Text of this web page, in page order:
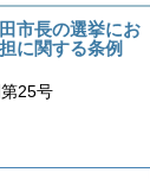
市長の選挙にお
に関する条例
25号